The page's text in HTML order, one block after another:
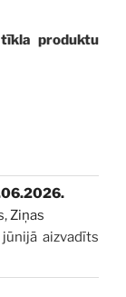
produktu
,Ziņas
aizvadīts